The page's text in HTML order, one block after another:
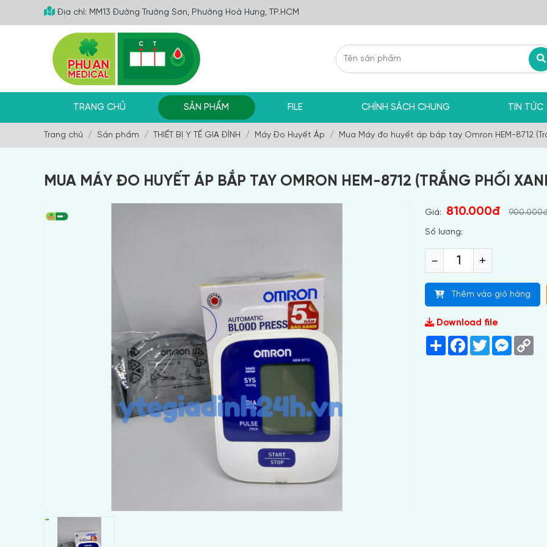
Địa chỉ: MM13 Đường Trường Sơn, Phường Hoà Hưng, TP.HCM
TRANG CHỦ SẢN PHẨM FILE CHÍNH SÁCH CHUNG TIN TỨC
Trang chủ Sản phẩm THIẾT BỊ Y TẾ GIA ĐÌNH Máy Đo Huyết Áp Mua Máy đo huyết áp bắp tay Omron HEM-8712
MUA MÁY ĐO HUYẾT ÁP BẮP TAY OMRON HEM-8712 (TRẮNG PHỐI
Giá: 810.000đ
Số lương:
- +
Thêm vào giỏ hàng
Download file
Share Facebook
Twitter